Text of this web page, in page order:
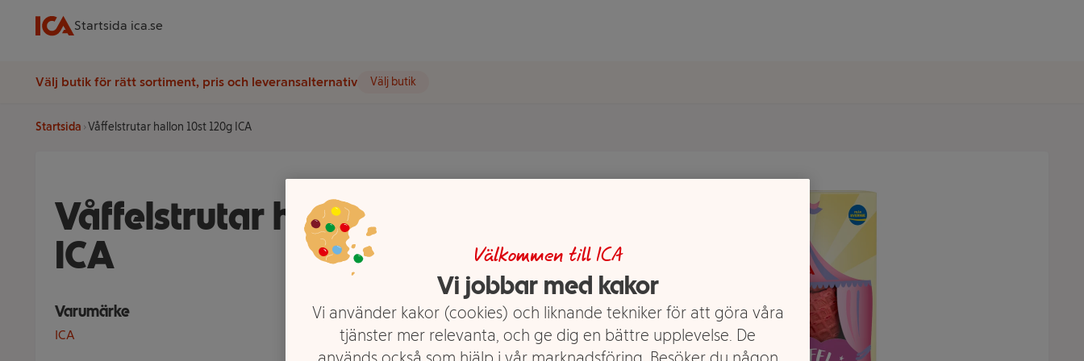
Startsida ica.se
Välj butik för rätt sortiment, pris och leveransalternativ Välj butik
Startsida Våffelstrutar hallon 10st 120g ICA
Våffelstrutar hallon 10st 120g
ICA
Varumärke
ICA
Välkommen till ICA
Vi jobbar med kakor
Vi använder kakor (cookies) och liknande tekniker för att göra våra
tjänster mer relevanta, och ge dig en bättre upplevelse. De